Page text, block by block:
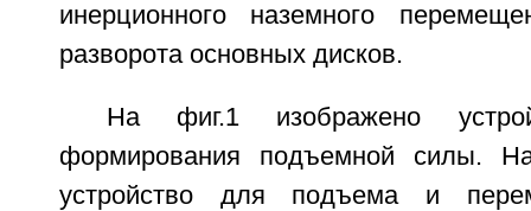
инерционного наземного
разворота основных дисков.
На фиг.1 изображено
формирования подъемной силы.
устройство для подъема и